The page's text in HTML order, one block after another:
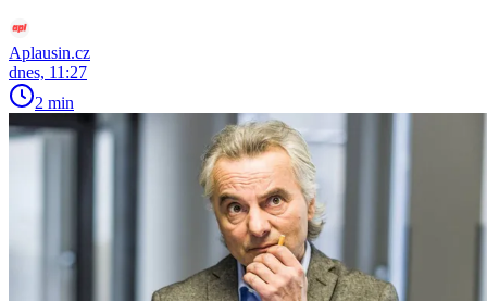
Aplausin.cz
dnes, 11:27
2 min